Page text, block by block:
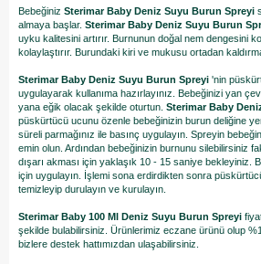
Bebeğiniz Sterimar Baby Deniz Suyu Burun Spreyi
almaya başlar. Sterimar Baby Deniz Suyu Burun
uyku kalitesini artırır. Burnunun doğal nem dengesini
kolaylaştırır. Burundaki kiri ve mukusu ortadan
Sterimar Baby Deniz Suyu Burun Spreyi 'nin
uygulayarak kullanıma hazırlayınız. Bebeğinizi yan
yana eğik olacak şekilde oturtun. Sterimar Baby
püskürtücü ucunu özenle bebeğinizin burun deliğine
süreli parmağınız ile basınç uygulayın. Spreyin
emin olun. Ardından bebeğinizin burnunu silebilirsiniz
dışarı akması için yaklaşık 10 - 15 saniye bekleyiniz.
için uygulayın. İşlemi sona erdirdikten sonra
temizleyip durulayın ve kurulayın.
Sterimar Baby 100 Ml Deniz Suyu Burun Spreyi
şekilde bulabilirsiniz. Ürünlerimiz eczane ürünü olup
bizlere destek hattımızdan ulaşabilirsiniz.